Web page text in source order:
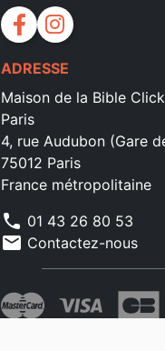
facebook instagram
ADRESSE
Maison de la Bible
Paris
4, rue Audubon (Gare
75012 Paris
France métropolitaine
phone 01 43 26 80 53
mail Contactez-nous